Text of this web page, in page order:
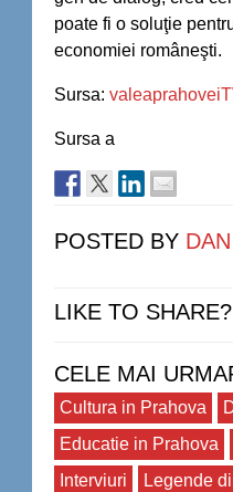
poate fi o soluţie
economiei româneşti.
Sursa:
Sursa a
POSTED BY DAN
LIKE TO SHARE?
CELE MAI
Cultura in Prahova
Educatie in Prahova
Interviuri
Legende